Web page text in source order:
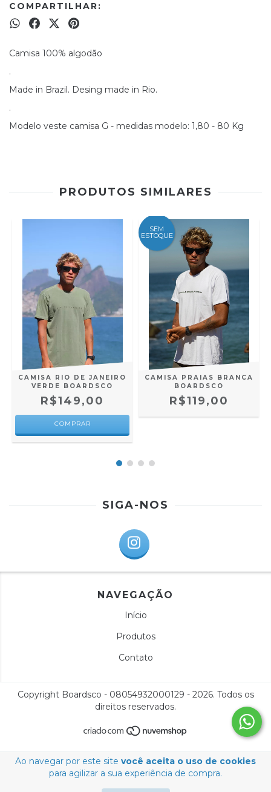
Ao navegar por este site você aceita o uso de cookies
para agilizar a sua experiência de compra.
COMPARTILHAR:
Camisa 100% algodão
.
Made in Brazil. Desing made in Rio.
.
Modelo veste camisa G - medidas modelo: 1,80 - 80 Kg
PRODUTOS SIMILARES
CAMISA RIO DE JANEIRO
VERDE BOARDSCO
R$149,00
COMPRAR
SEM
ESTOQUE
CAMISA PRAIAS BRANCA
BOARDSCO
R$119,00
SIGA-NOS
NAVEGAÇÃO
Início
Produtos
Contato
Copyright Boardsco - 08054932000129 - 2026. Todos os
direitos reservados.